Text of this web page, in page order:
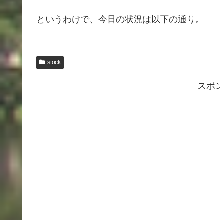
というわけで、今日の状況は以下の通り。
stock
スポ